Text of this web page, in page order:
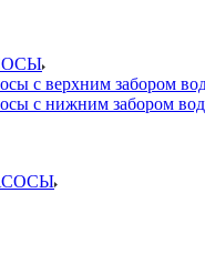
с верхним забором
с нижним забором